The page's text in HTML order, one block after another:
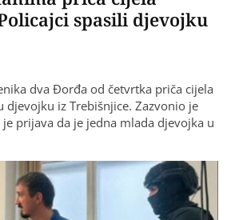
spasili djevojku
dva Đorđa od četvrtka priča cijela
djevojku iz Trebišnjice. Zazvonio je
prijava da je jedna mlada djevojka u